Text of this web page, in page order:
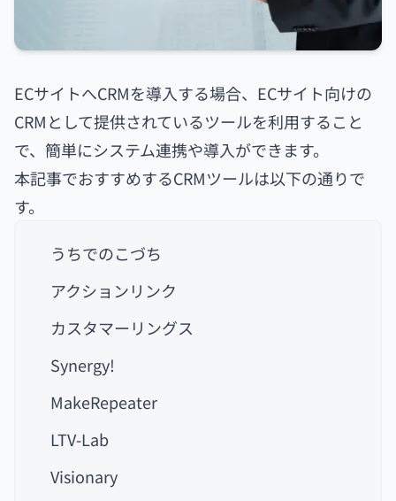
ECサイトへCRMを導入する場合、ECサイト向けの
CRMとして提供されているツールを利用すること
で、簡単にシステム連携や導入ができます。
本記事でおすすめするCRMツールは以下の通りで
す。
うちでのこづち
アクションリンク
カスタマーリングス
Synergy!
MakeRepeater
LTV-Lab
Visionary